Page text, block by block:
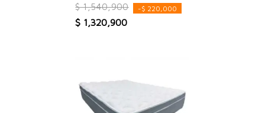
$ 1,540,900
-$ 220,000
$ 1,320,900